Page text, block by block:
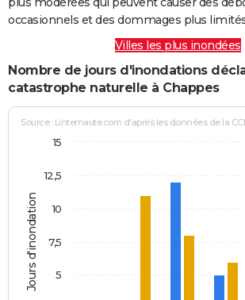
occasionnels et des dommages plus
Villes les plus inondées
Nombre de jours d'inondations
catastrophe naturelle à Chappes
Jours d'inondation
Source : Linternaute.com d'après les données de la
5
7,5
10
12,5
15